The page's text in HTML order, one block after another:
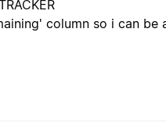
column so i can